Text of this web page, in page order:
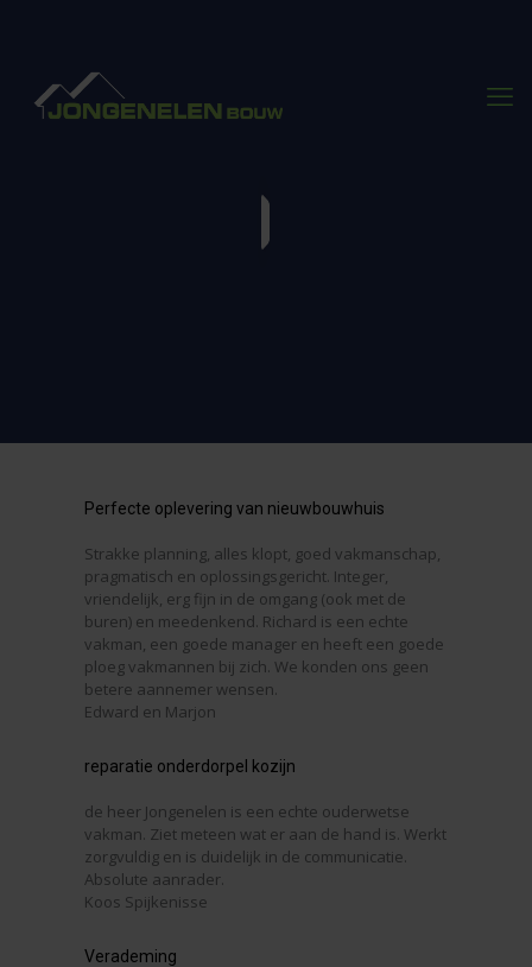
Perfecte oplevering van nieuwbouwhuis
Strakke planning, alles klopt, goed vakmanschap,
pragmatisch en oplossingsgericht. Integer,
vriendelijk, erg fijn in de omgang (ook met de
buren) en meedenkend. Richard is een echte
vakman, een goede manager en heeft een goede
ploeg vakmannen bij zich. We konden ons geen
betere aannemer wensen.
Edward en Marjon
reparatie onderdorpel kozijn
de heer Jongenelen is een echte ouderwetse
vakman. Ziet meteen wat er aan de hand is. Werkt
zorgvuldig en is duidelijk in de communicatie.
Absolute aanrader.
Koos Spijkenisse
Verademing